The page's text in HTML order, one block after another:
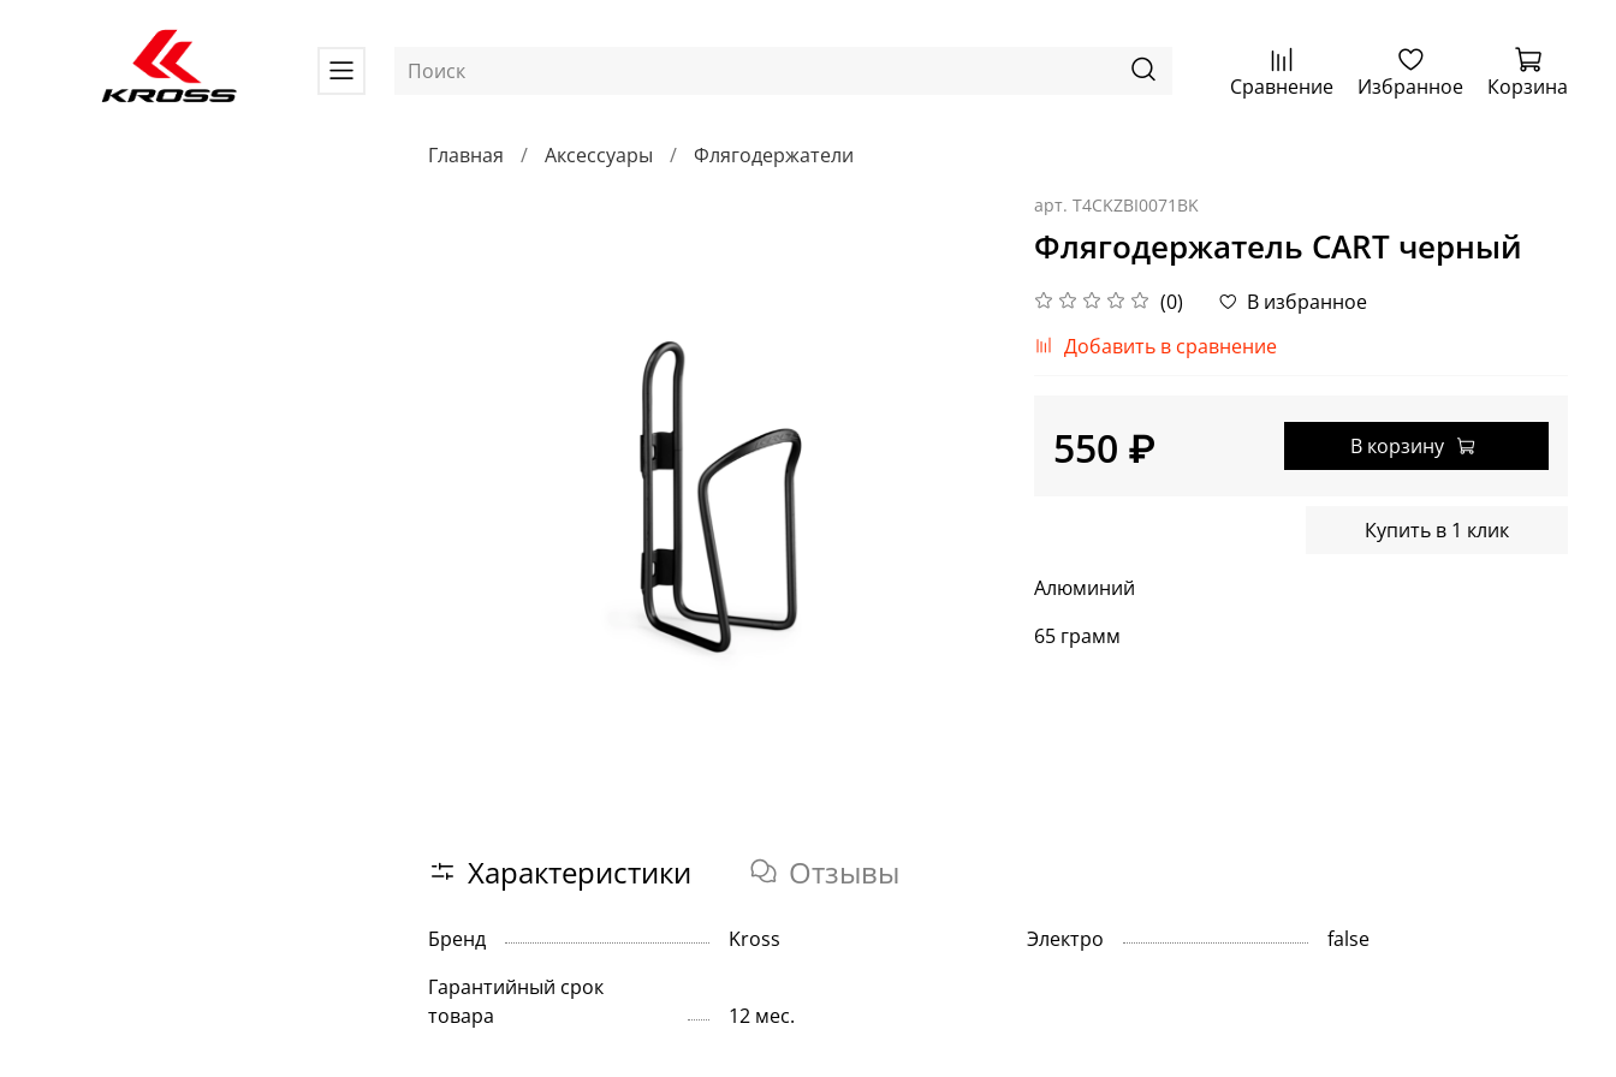
Сравнение Избранное Корзина
Главная Аксессуары Флягодержатели
арт. T4CKZBI0071BK
Флягодержатель CART черный
(0)
В избранное
Добавить в сравнение
550 ₽ В корзину
Купить в 1 клик
Алюминий
65 грамм
Характеристики Отзывы
Бренд Kross Электро
false
Гарантийный срок
товара
12 мес.